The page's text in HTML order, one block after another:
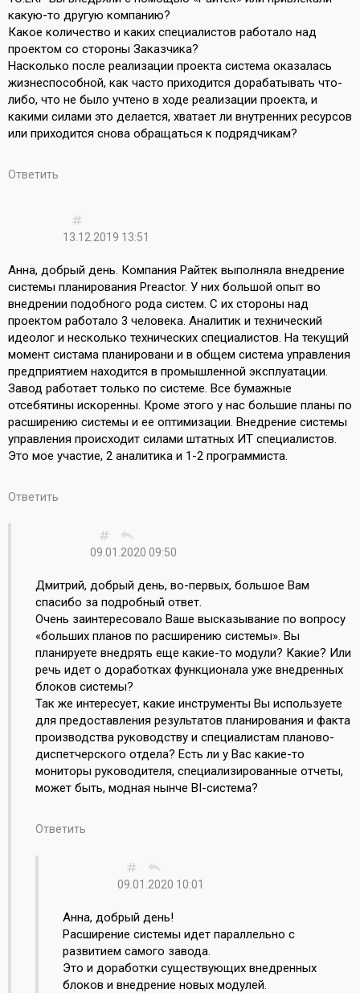
какую-то другую компанию?
Какое количество и каких специалистов работало над
проектом со стороны Заказчика?
Насколько после реализации проекта система оказалась
жизнеспособной, как часто приходится дорабатывать что-
либо, что не было учтено в ходе реализации проекта, и
какими силами это делается, хватает ли внутренних ресурсов
или приходится снова обращаться к подрядчикам?
Ответить
13.12.2019 13:51
Анна, добрый день. Компания Райтек выполняла внедрение
системы планирования Preactor. У них большой опыт во
внедрении подобного рода систем. С их стороны над
проектом работало 3 человека. Аналитик и технический
идеолог и несколько технических специалистов. На текущий
момент систама планировани и в общем система управления
предприятием находится в промышленной эксплуатации.
Завод работает только по системе. Все бумажные
отсебятины искоренны. Кроме этого у нас большие планы по
расширению системы и ее оптимизации. Внедрение системы
управления происходит силами штатных ИТ специалистов.
Это мое участие, 2 аналитика и 1-2 программиста.
Ответить
09.01.2020 09:50
Дмитрий, добрый день, во-первых, большое Вам
спасибо за подробный ответ.
Очень заинтересовало Ваше высказывание по вопросу
«больших планов по расширению системы». Вы
планируете внедрять еще какие-то модули? Какие? Или
речь идет о доработках функционала уже внедренных
блоков системы?
Так же интересует, какие инструменты Вы используете
для предоставления результатов планирования и факта
производства руководству и специалистам планово-
диспетчерского отдела? Есть ли у Вас какие-то
мониторы руководителя, специализированные отчеты,
может быть, модная нынче BI-система?
Ответить
09.01.2020 10:01
Анна, добрый день!
Расширение системы идет параллельно с
развитием самого завода.
Это и доработки существующих внедренных
блоков и внедрение новых модулей.